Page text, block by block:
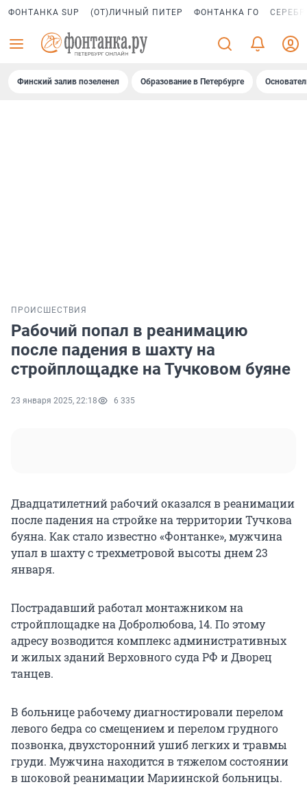
ФОНТАНКА SUP (ОТ)ЛИЧНЫЙ ПИТЕР ФОНТАНКА ГО
Финский залив позеленел Образование в Петербурге
ПРОИСШЕСТВИЯ
Рабочий попал в реанимацию
после падения в шахту на
стройплощадке на Тучковом буяне
23 января 2025, 22:18 6 335
Двадцатилетний рабочий оказался в реанимации
после падения на стройке на территории Тучкова
буяна. Как стало известно «Фонтанке», мужчина
упал в шахту с трехметровой высоты днем 23
января.
Пострадавший работал монтажником на
стройплощадке на Добролюбова, 14. По этому
адресу возводится комплекс административных
и жилых зданий Верховного суда РФ и Дворец
танцев.
В больнице рабочему диагностировали перелом
левого бедра со смещением и перелом грудного
позвонка, двухсторонний ушиб легких и травмы
груди. Мужчина находится в тяжелом состоянии
в шоковой реанимации Мариинской больницы.